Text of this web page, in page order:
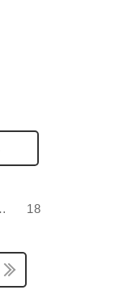
18